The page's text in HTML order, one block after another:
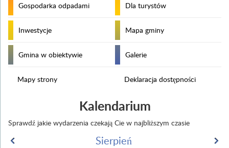
Gospodarka odpadami Dla turystów
Inwestycje Mapa gminy
Gmina w obiektywie Galerie
Mapy strony Deklaracja dostępności
Kalendarium
Sprawdź jakie wydarzenia czekają Cie w najbliższym czasie
Sierpień